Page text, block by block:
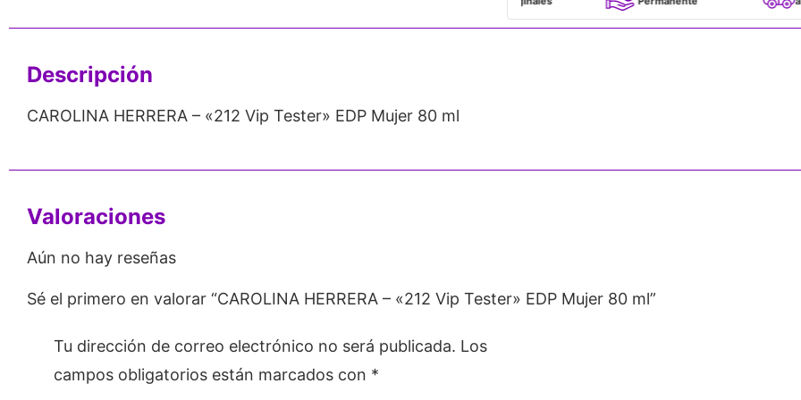
Descripción
CAROLINA HERRERA – «212 Vip Tester» EDP Mujer 80 ml
Valoraciones
Aún no hay reseñas
Sé el primero en valorar “CAROLINA HERRERA – «212 Vip Tester» EDP Mujer 80 ml”
Tu dirección de correo electrónico no será publicada. Los
campos obligatorios están marcados con *